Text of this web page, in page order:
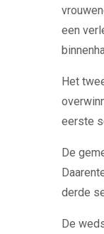
een
Het
eerste
De
derde
De